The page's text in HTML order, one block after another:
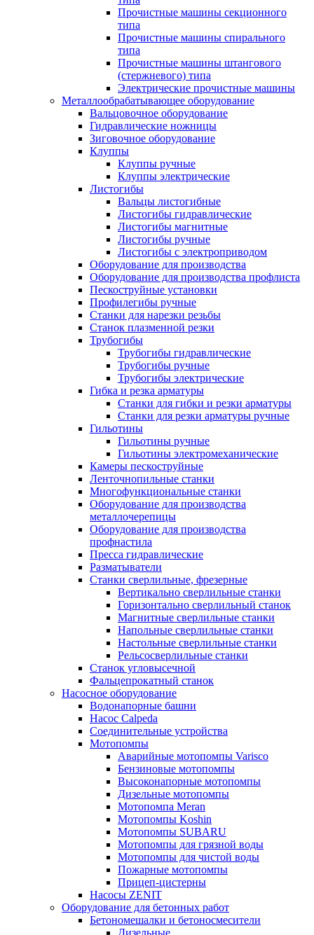
Прочистные машины секционного
типа
Прочистные машины спирального
типа
Прочистные машины штангового
(стержневого) типа
Электрические прочистные машины
Металлообрабатывающее оборудование
Вальцовочное оборудование
Гидравлические ножницы
Зиговочное оборудование
Клуппы
Клуппы ручные
Клуппы электрические
Листогибы
Вальцы листогибные
Листогибы гидравлические
Листогибы магнитные
Листогибы ручные
Листогибы с электроприводом
Оборудование для производства
Оборудование для производства профлиста
Пескоструйные установки
Профилегибы ручные
Станки для нарезки резьбы
Станок плазменной резки
Трубогибы
Трубогибы гидравлические
Трубогибы ручные
Трубогибы электрические
Гибка и резка арматуры
Станки для гибки и резки арматуры
Станки для резки арматуры ручные
Гильотины
Гильотины ручные
Гильотины электромеханические
Камеры пескоструйные
Ленточнопильные станки
Многофункциональные станки
Оборудование для производства
металлочерепицы
Оборудование для производства
профнастила
Пресса гидравлические
Разматыватели
Станки сверлильные, фрезерные
Вертикально сверлильные станки
Горизонтально сверлильный станок
Магнитные сверлильные станки
Напольные сверлильные станки
Настольные сверлильные станки
Рельсосверлильные станки
Станок угловысечной
Фальцепрокатный станок
Насосное оборудование
Водонапорные башни
Насос Calpeda
Соединительные устройства
Мотопомпы
Аварийные мотопомпы Varisco
Бензиновые мотопомпы
Высоконапорные мотопомпы
Дизельные мотопомпы
Мотопомпа Meran
Мотопомпы Koshin
Мотопомпы SUBARU
Мотопомпы для грязной воды
Мотопомпы для чистой воды
Пожарные мотопомпы
Прицеп-цистерны
Насосы ZENIT
Оборудование для бетонных работ
Бетономешалки и бетоносмесители
Дизельные